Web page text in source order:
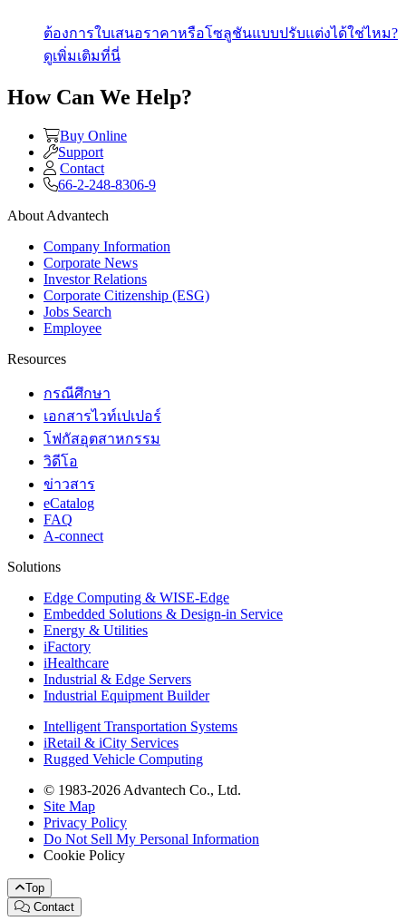
ต้องการใบเสนอราคาหรือโซลูชันแบบปรับแต่งได้ใช่ไหม?
ดูเพิ่มเติมที่นี่
How Can We Help?
Buy Online
Support
Contact
66-2-248-8306-9
About Advantech
Company Information
Corporate News
Investor Relations
Corporate Citizenship (ESG)
Jobs Search
Employee
Resources
กรณีศึกษา
เอกสารไวท์เปเปอร์
โฟกัสอุตสาหกรรม
วิดีโอ
ข่าวสาร
eCatalog
FAQ
A-connect
Solutions
Edge Computing & WISE-Edge
Embedded Solutions & Design-in Service
Energy & Utilities
iFactory
iHealthcare
Industrial & Edge Servers
Industrial Equipment Builder
Intelligent Transportation Systems
iRetail & iCity Services
Rugged Vehicle Computing
© 1983-2026 Advantech Co., Ltd.
Site Map
Privacy Policy
Do Not Sell My Personal Information
Cookie Policy
Top
Contact